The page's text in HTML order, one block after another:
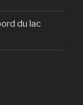
du lac